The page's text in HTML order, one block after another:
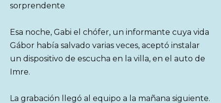
sorprendente
Esa noche, Gabi el chófer, un informante cuya vida
Gábor había salvado varias veces, aceptó instalar
un dispositivo de escucha en la villa, en el auto de
Imre.
La grabación llegó al equipo a la mañana siguiente.